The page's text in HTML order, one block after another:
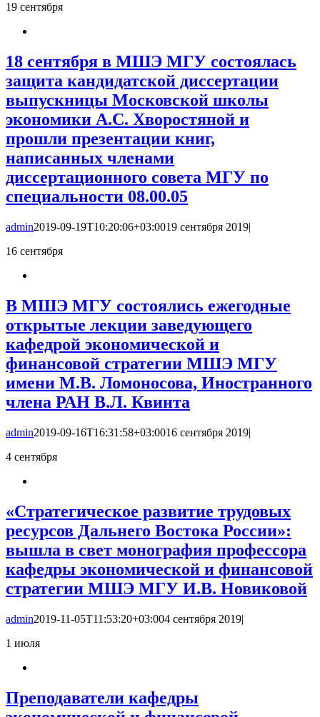
19 сентября
18 сентября в МШЭ МГУ состоялась
защита кандидатской диссертации
выпускницы Московской школы
экономики А.С. Хворостяной и
прошли презентации книг,
написанных членами
диссертационного совета МГУ по
специальности 08.00.05
admin2019-09-19T10:20:06+03:0019 сентября 2019|
16 сентября
В МШЭ МГУ состоялись ежегодные
открытые лекции заведующего
кафедрой экономической и
финансовой стратегии МШЭ МГУ
имени М.В. Ломоносова, Иностранного
члена РАН В.Л. Квинта
admin2019-09-16T16:31:58+03:0016 сентября 2019|
4 сентября
«Стратегическое развитие трудовых
ресурсов Дальнего Востока России»:
вышла в свет монография профессора
кафедры экономической и финансовой
стратегии МШЭ МГУ И.В. Новиковой
admin2019-11-05T11:53:20+03:004 сентября 2019|
1 июля
Преподаватели кафедры